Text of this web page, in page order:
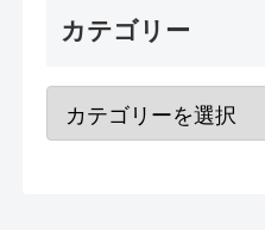
カテゴリー